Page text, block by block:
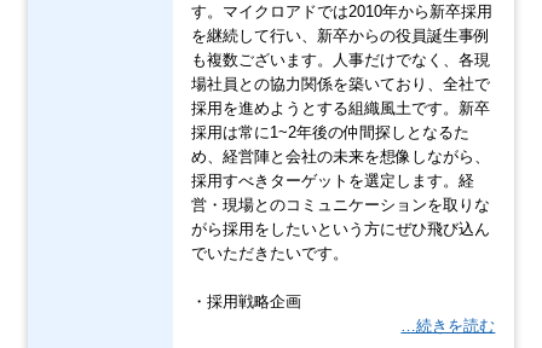
す。マイクロアドでは2010年から新卒採用
を継続して行い、新卒からの役員誕生事例
も複数ございます。人事だけでなく、各現
場社員との協力関係を築いており、全社で
採用を進めようとする組織風土です。新卒
採用は常に1~2年後の仲間探しとなるた
め、経営陣と会社の未来を想像しながら、
採用すべきターゲットを選定します。経
営・現場とのコミュニケーションを取りな
がら採用をしたいという方にぜひ飛び込ん
でいただきたいです。
・採用戦略企画
…続きを読む